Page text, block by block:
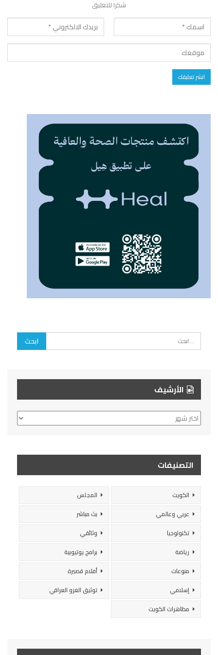
شكرا للتعليق
الأرشيف
الأرشيف
التصنيفات
الكويت
المجلس
عربي وعالمي
بث مباشر
تكنولوجيا
وثائقي
رياضة
برامج يوتيوبية
منوعات
أفلام قصيرة
إسلامي
توثيق الغزو العراقي
مظاهرات الكويت